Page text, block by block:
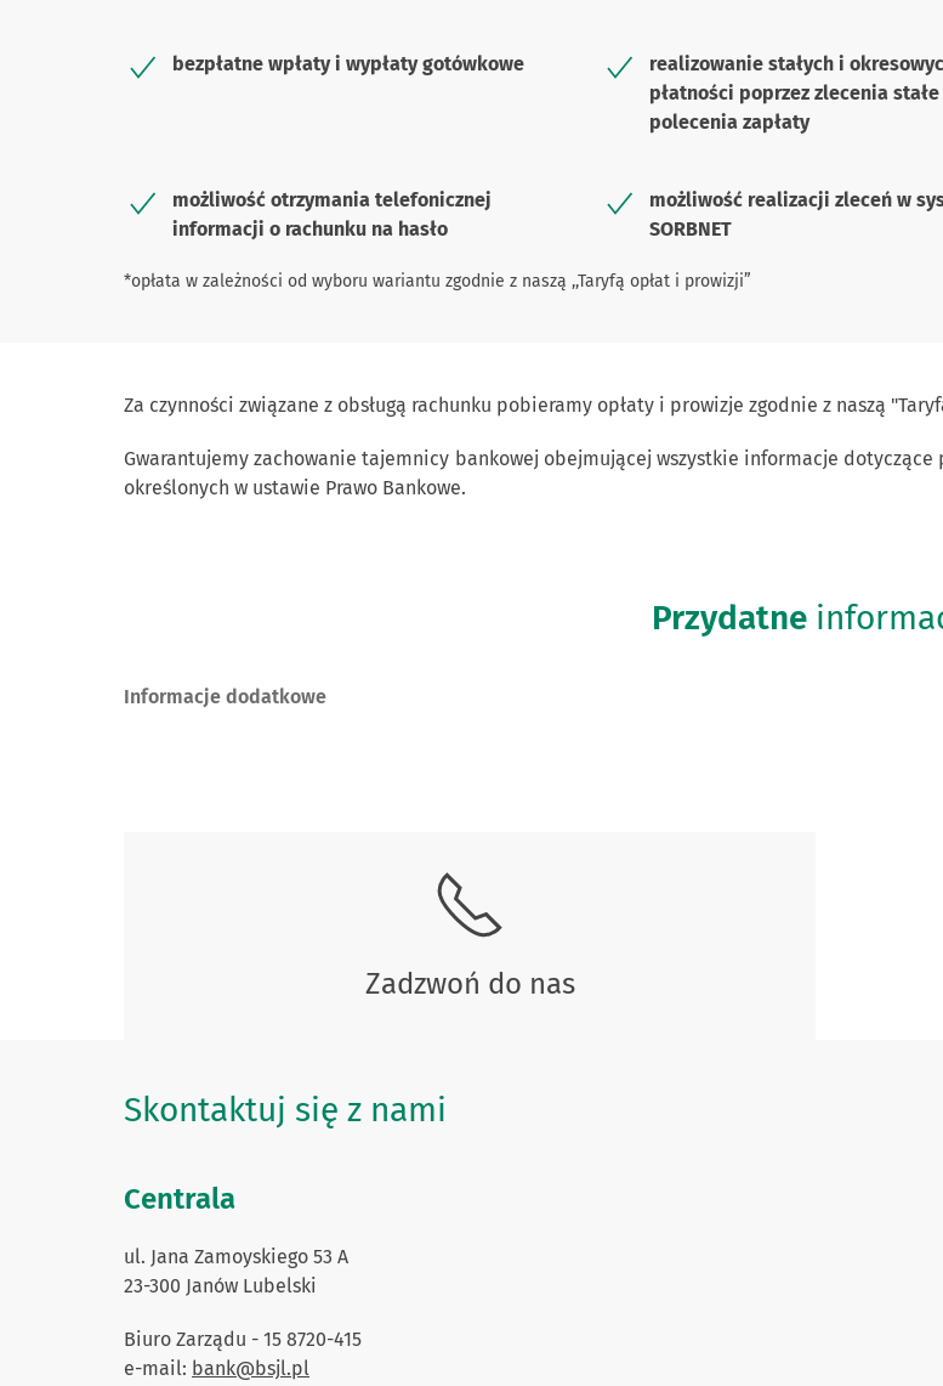
bezpłatne wpłaty i wypłaty gotówkowe
realizowanie stałych i
płatności poprzez zlecenia
polecenia zapłaty
możliwość otrzymania telefonicznej
informacji o rachunku na hasło
możliwość realizacji zleceń w
SORBNET
*opłata w zależności od wyboru wariantu zgodnie z naszą ,,Taryfą opłat i prowizji”
Za czynności związane z obsługą rachunku pobieramy opłaty i prowizje zgodnie z naszą
Gwarantujemy zachowanie tajemnicy bankowej obejmującej wszystkie informacje
określonych w ustawie Prawo Bankowe.
Przydatne
Informacje dodatkowe
Zadzwoń do nas
Skontaktuj się z nami
Centrala
ul. Jana Zamoyskiego 53 A
23-300 Janów Lubelski
Biuro Zarządu - 15 8720-415
e-mail: bank@bsjl.pl